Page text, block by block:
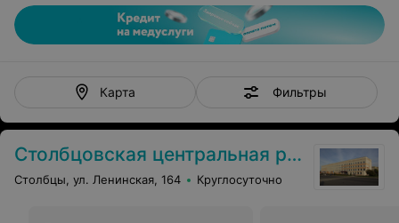
Карта Фильтры
Столбцовская центральная районная больница
Столбцы, ул. Ленинская, 164 Круглосуточно